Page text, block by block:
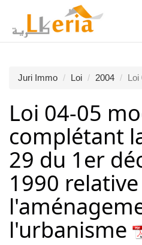
Juri Immo Loi 2004 Loi
Loi 04-05
complétant
29 du 1er
1990
l'urbanisme